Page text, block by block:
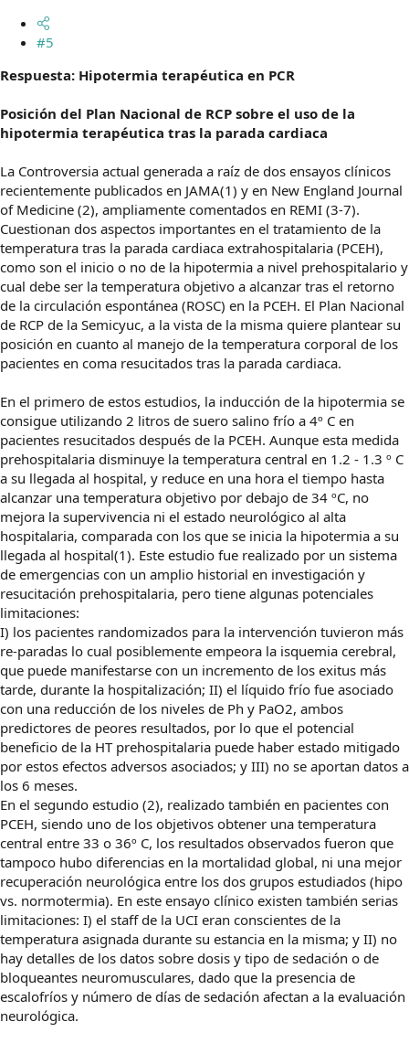
#5
Respuesta: Hipotermia terapéutica en PCR
Posición del Plan Nacional de RCP sobre el uso de la
hipotermia terapéutica tras la parada cardiaca
La Controversia actual generada a raíz de dos ensayos clínicos
recientemente publicados en JAMA(1) y en New England Journal
of Medicine (2), ampliamente comentados en REMI (3-7).
Cuestionan dos aspectos importantes en el tratamiento de la
temperatura tras la parada cardiaca extrahospitalaria (PCEH),
como son el inicio o no de la hipotermia a nivel prehospitalario y
cual debe ser la temperatura objetivo a alcanzar tras el retorno
de la circulación espontánea (ROSC) en la PCEH. El Plan Nacional
de RCP de la Semicyuc, a la vista de la misma quiere plantear su
posición en cuanto al manejo de la temperatura corporal de los
pacientes en coma resucitados tras la parada cardiaca.
En el primero de estos estudios, la inducción de la hipotermia se
consigue utilizando 2 litros de suero salino frío a 4º C en
pacientes resucitados después de la PCEH. Aunque esta medida
prehospitalaria disminuye la temperatura central en 1.2 - 1.3 º C
a su llegada al hospital, y reduce en una hora el tiempo hasta
alcanzar una temperatura objetivo por debajo de 34 ºC, no
mejora la supervivencia ni el estado neurológico al alta
hospitalaria, comparada con los que se inicia la hipotermia a su
llegada al hospital(1). Este estudio fue realizado por un sistema
de emergencias con un amplio historial en investigación y
resucitación prehospitalaria, pero tiene algunas potenciales
limitaciones:
I) los pacientes randomizados para la intervención tuvieron más
re-paradas lo cual posiblemente empeora la isquemia cerebral,
que puede manifestarse con un incremento de los exitus más
tarde, durante la hospitalización; II) el líquido frío fue asociado
con una reducción de los niveles de Ph y PaO2, ambos
predictores de peores resultados, por lo que el potencial
beneficio de la HT prehospitalaria puede haber estado mitigado
por estos efectos adversos asociados; y III) no se aportan datos a
los 6 meses.
En el segundo estudio (2), realizado también en pacientes con
PCEH, siendo uno de los objetivos obtener una temperatura
central entre 33 o 36º C, los resultados observados fueron que
tampoco hubo diferencias en la mortalidad global, ni una mejor
recuperación neurológica entre los dos grupos estudiados (hipo
vs. normotermia). En este ensayo clínico existen también serias
limitaciones: I) el staff de la UCI eran conscientes de la
temperatura asignada durante su estancia en la misma; y II) no
hay detalles de los datos sobre dosis y tipo de sedación o de
bloqueantes neuromusculares, dado que la presencia de
escalofríos y número de días de sedación afectan a la evaluación
neurológica.